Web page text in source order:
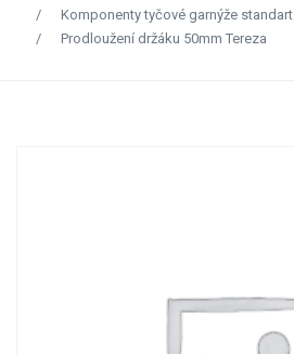
/
Komponenty tyčové garnýže standart
/
Prodloužení držáku 50mm Tereza